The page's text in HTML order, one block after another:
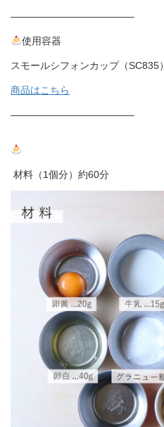
————————————–
使用容器
スモールシフォンカップ（SC835）
商品はこちら
————————————–
材料（1個分）約60分